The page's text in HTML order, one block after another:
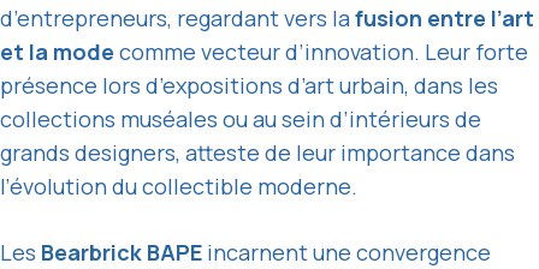
d’entrepreneurs, regardant vers lafusion entre l’art
et la mode comme vecteur d’innovation. Leur forte
présence lors d’expositions d’art urbain, dans les
collections muséales ou au sein d’intérieurs de
grands designers, atteste de leur importance dans
l’évolution du collectible moderne.
Les Bearbrick BAPE incarnent une convergence